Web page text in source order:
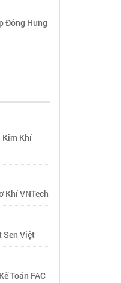
Đông Hưng
Kim Khí
Khí VNTech
Sen Việt
Toán FAC